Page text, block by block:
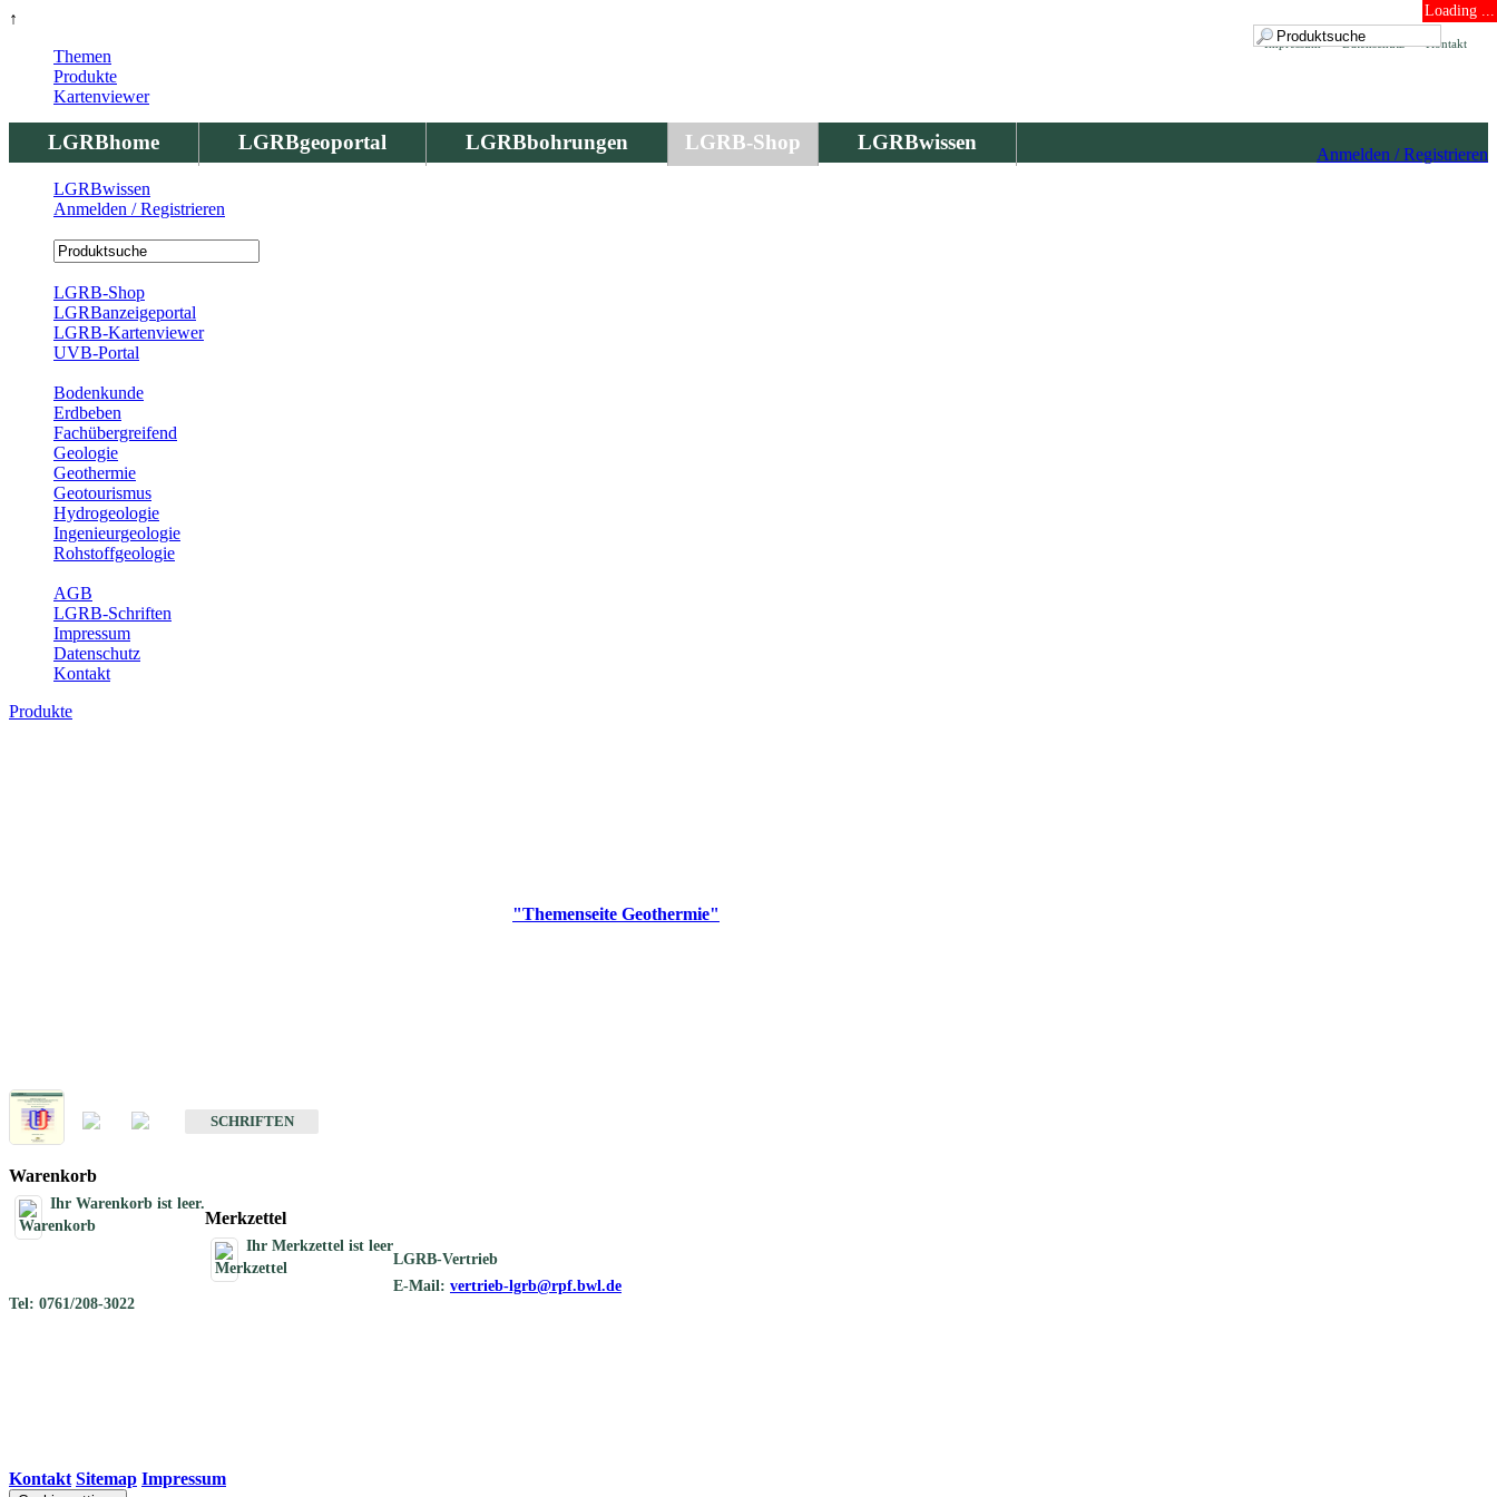
↑ Loading ...
Kontakt
Datenschutz
Impressum
LGRBhome LGRBgeoportal LGRBbohrungen LGRB-Shop LGRBwissen
Anmelden / Registrieren
Themen
Produkte
Kartenviewer
LGRBwissen
Anmelden / Registrieren
LGRB-Shop
LGRBanzeigeportal
LGRB-Kartenviewer
UVB-Portal
Bodenkunde
Erdbeben
Fachübergreifend
Geologie
Geothermie
Geotourismus
Hydrogeologie
Ingenieurgeologie
Rohstoffgeologie
AGB
LGRB-Schriften
Impressum
Datenschutz
Kontakt
Produkte
"Themenseite Geothermie"
SCHRIFTEN
Warenkorb
Ihr Warenkorb ist leer.
Merkzettel
Ihr Merkzettel ist leer
LGRB-Vertrieb
E-Mail: vertrieb-lgrb@rpf.bwl.de
Tel: 0761/208-3022
Kontakt Sitemap Impressum